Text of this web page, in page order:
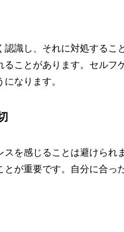
識し、それに対処するこ
ことがあります。セルフ
なります。
を感じることは避けら
が重要です。自分に合っ